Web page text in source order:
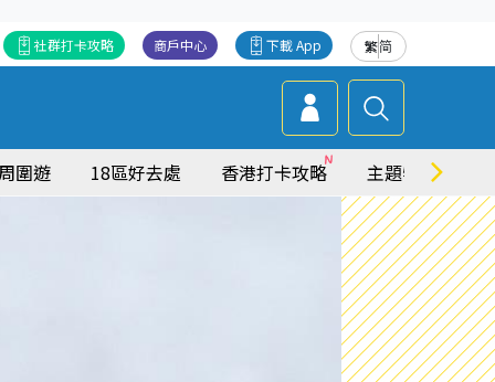
繁简
下載 App
商戶中心
社群打卡攻略
圍遊 18區好去處 香港打卡攻略 主題特集